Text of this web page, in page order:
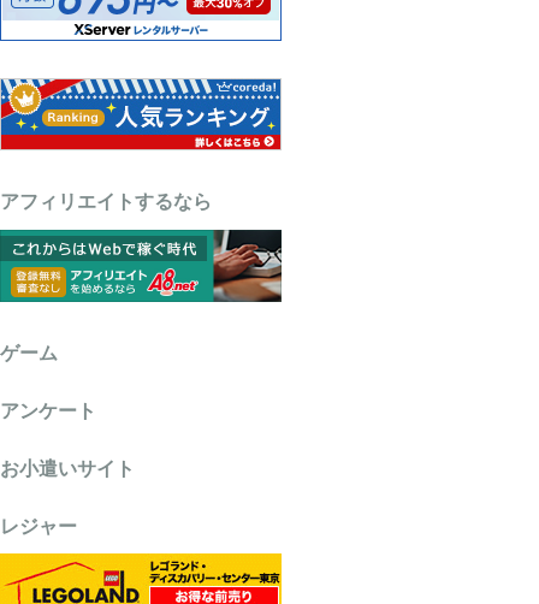
アフィリエイトするなら
ゲーム
アンケート
お小遣いサイト
レジャー